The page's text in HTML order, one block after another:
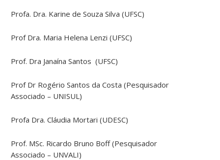
Profa. Dra. Karine de Souza Silva (UFSC)
Prof Dra. Maria Helena Lenzi (UFSC)
Prof. Dra Janaína Santos (UFSC)
Prof Dr Rogério Santos da Costa (Pesquisador
Associado – UNISUL)
Profa Dra. Cláudia Mortari (UDESC)
Prof. MSc. Ricardo Bruno Boff (Pesquisador
Associado – UNVALI)